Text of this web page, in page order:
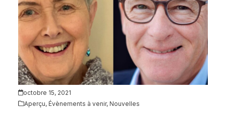
octobre 15, 2021
Aperçu, Évènements à venir, Nouvelles